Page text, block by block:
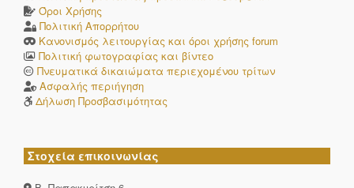
Όροι Χρήσης
Πολιτική Απορρήτου
Κανονισμός λειτουργίας και όροι χρήσης forum
Πολιτική φωτογραφίας και βίντεο
Πνευματικά δικαιώματα περιεχομένου τρίτων
Ασφαλής περιήγηση
Δήλωση Προσβασιμότητας
Στοχεία επικοινωνίας